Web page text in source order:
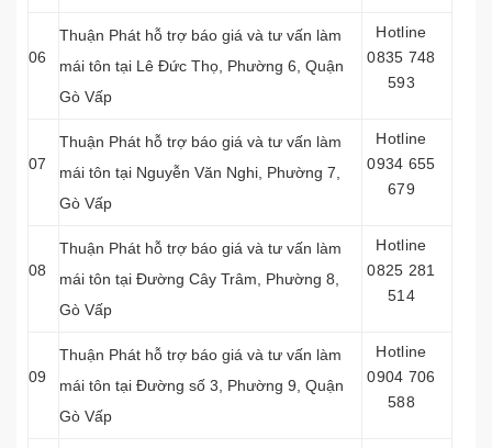
06
Thuận Phát hỗ trợ báo giá và tư vấn làm
mái tôn tại Lê Đức Thọ, Phường 6, Quận
Gò Vấp
Hotline
0835 748
593
07
Thuận Phát hỗ trợ báo giá và tư vấn làm
mái tôn tại Nguyễn Văn Nghi, Phường 7,
Gò Vấp
Hotline
0934 655
679
08
Thuận Phát hỗ trợ báo giá và tư vấn làm
mái tôn tại Đường Cây Trâm, Phường 8,
Gò Vấp
Hotline
0825 281
514
09
Thuận Phát hỗ trợ báo giá và tư vấn làm
mái tôn tại Đường số 3, Phường 9, Quận
Gò Vấp
Hotline
0904 706
588